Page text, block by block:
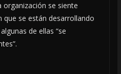
organización se siente
que se están desarrollando
de ellas “se